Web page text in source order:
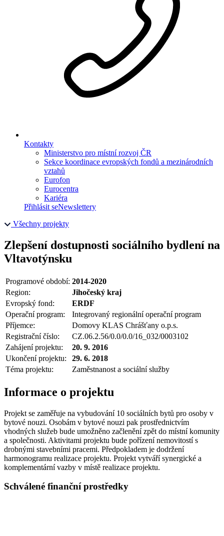
Kontakty
Ministerstvo pro místní rozvoj ČR
Sekce koordinace evropských fondů a mezinárodních
vztahů
Eurofon
Eurocentra
Kariéra
Přihlásit seNewslettery
Všechny projekty
Zlepšení dostupnosti sociálního bydlení na
Vltavotýnsku
Programové období: 2014-2020
Region:
Jihočeský kraj
Evropský fond:
ERDF
Operační program:
Integrovaný regionální operační program
Příjemce:
Domovy KLAS Chrášťany o.p.s.
Registrační číslo:
CZ.06.2.56/0.0/0.0/16_032/0003102
Zahájení projektu:
20. 9. 2016
Ukončení projektu:
29. 6. 2018
Téma projektu:
Zaměstnanost a sociální služby
Informace o projektu
Projekt se zaměřuje na vybudování 10 sociálních bytů pro osoby v
bytové nouzi. Osobám v bytové nouzi pak prostřednictvím
vhodných služeb bude umožněno začlenění zpět do místní komunity
a společnosti. Aktivitami projektu bude pořízení nemovitostí s
drobnými stavebními pracemi. Předpokladem je dodržení
harmonogramu realizace projektu. Projekt vytváří synergické a
komplementární vazby v místě realizace projektu.
Schválené finanční prostředky